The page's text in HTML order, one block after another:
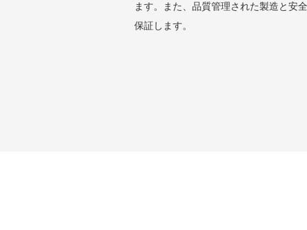
ます。また、品質管理された製造と安
保証します。